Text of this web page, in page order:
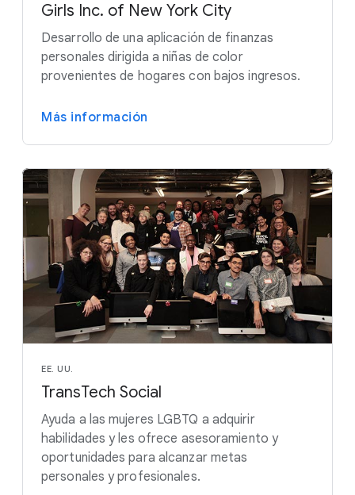
Girls Inc. of New York City
Desarrollo de una aplicación de finanzas
personales dirigida a niñas de color
provenientes de hogares con bajos ingresos.
Más información
EE. UU.
TransTech Social
Ayuda a las mujeres LGBTQ a adquirir
habilidades y les ofrece asesoramiento y
oportunidades para alcanzar metas
personales y profesionales.